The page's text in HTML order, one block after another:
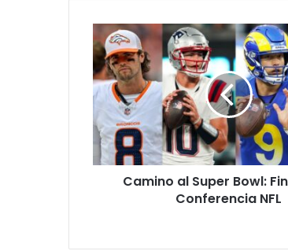
Camino
al
Super
Bowl:
Finales
Conferencia
NFL
Camino al Super Bowl:
Conferencia NFL